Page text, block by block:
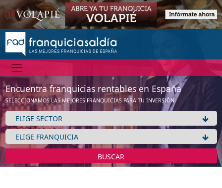
Encuentra franquicias rentables en España
SELECCIONAMOS LAS MEJORES FRANQUICIAS PARA TU INVERSIÓN
BUSCAR